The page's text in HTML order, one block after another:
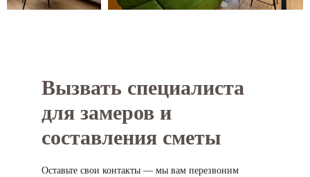
Вызвать специалиста
для замеров и
составления сметы
Оставьте свои контакты — мы вам перезвоним